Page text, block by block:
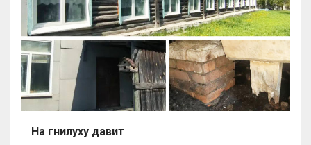
На гнилуху давит